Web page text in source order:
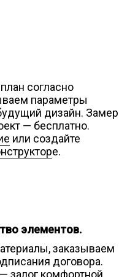
согласно
параметры
дизайн. Замер
— бесплатно.
или создайте
е.
элементов.
заказываем
договора.
залог комфортной